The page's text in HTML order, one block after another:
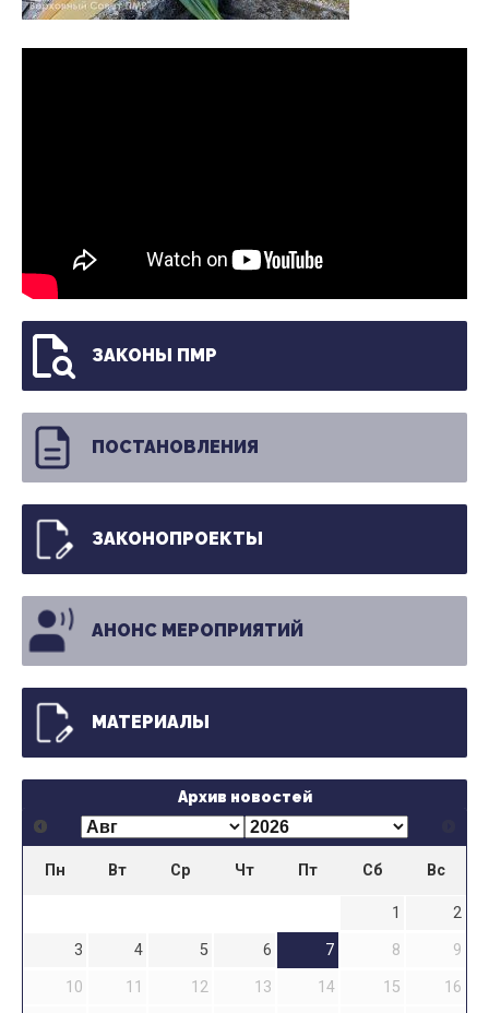
ЗАКОНЫ ПМР
ПОСТАНОВЛЕНИЯ
ЗАКОНОПРОЕКТЫ
АНОНС МЕРОПРИЯТИЙ
МАТЕРИАЛЫ
Архив новостей
Пн Вт Ср Чт Пт Сб Вс
1
2
3
4 5 6 7 8
9
10
11 12 13 14 15
16